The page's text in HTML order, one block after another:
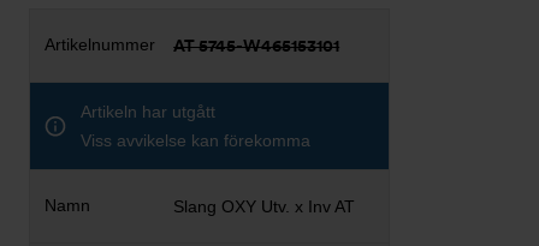
AT 5745-W465153101
Artikeln har utgått
Viss avvikelse kan förekomma
Slang OXY Utv. x Inv AT